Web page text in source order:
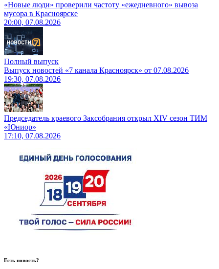
«Новые люди» проверили частоту «ежедневного» вывоза
мусора в Красноярске
20:00, 07.08.2026
Полный выпуск
Выпуск новостей «7 канала Красноярск» от 07.08.2026
19:30, 07.08.2026
Председатель краевого Заксобрания открыл XIV сезон ТИМ
«Юниор»
17:10, 07.08.2026
Есть новость?